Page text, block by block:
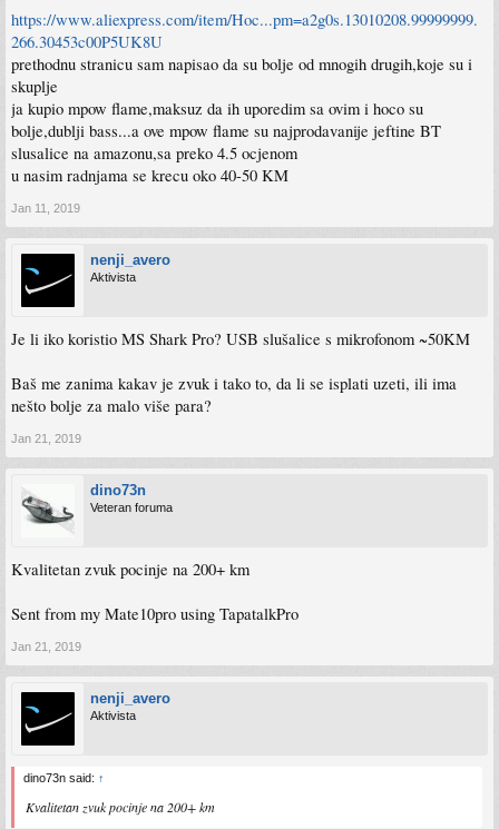
https://www.aliexpress.com/item/Hoc...pm=a2g0s.13010208.99999999.
266.30453c00P5UK8U
prethodnu stranicu sam napisao da su bolje od mnogih drugih,koje su i
skuplje
ja kupio mpow flame,maksuz da ih uporedim sa ovim i hoco su
bolje,dublji bass...a ove mpow flame su najprodavanije jeftine BT
slusalice na amazonu,sa preko 4.5 ocjenom
u nasim radnjama se krecu oko 40-50 KM
Jan 11, 2019
nenji_avero
Aktivista
Je li iko koristio MS Shark Pro? USB slušalice s mikrofonom ~50KM
Baš me zanima kakav je zvuk i tako to, da li se isplati uzeti, ili ima
nešto bolje za malo više para?
Jan 21, 2019
dino73n
Veteran foruma
Kvalitetan zvuk pocinje na 200+ km
Sent from my Mate10pro using TapatalkPro
Jan 21, 2019
nenji_avero
Aktivista
dino73n said: ↑
Kvalitetan zvuk pocinje na 200+ km